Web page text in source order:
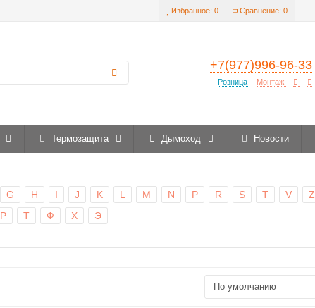
Сравнение: 0
Избранное: 0
+7(977)996-96-33
Розница Монтаж
Термозащита Дымоход Новости
G H I J K L M N P R S T V Z
Р Т Ф Х Э